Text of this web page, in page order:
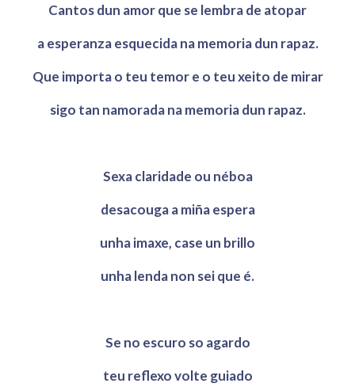
Cantos dun amor que se lembra de atopar
a esperanza esquecida na memoria dun rapaz.
Que importa o teu temor e o teu xeito de mirar
sigo tan namorada na memoria dun rapaz.
Sexa claridade ou néboa
desacouga a miña espera
unha imaxe, case un brillo
unha lenda non sei que é.
Se no escuro so agardo
teu reflexo volte guiado